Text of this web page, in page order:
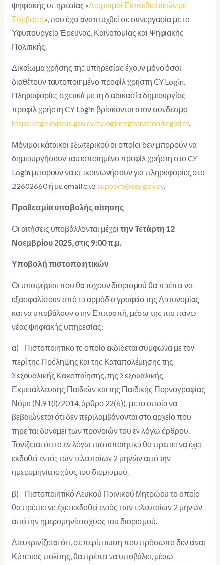
ψηφιακής υπηρεσίας «Διορισμοί Εκπαιδευτικών με
Σύμβαση», που έχει αναπτυχθεί σε συνεργασία με το
Υφυπουργείο Έρευνας, Καινοτομίας και Ψηφιακής
Πολιτικής.
Δικαίωμα χρήσης της υπηρεσίας έχουν μόνο όσοι
διαθέτουν ταυτοποιημένο προφίλ χρήστη CY Login.
Πληροφορίες σχετικά με τη διαδικασία δημιουργίας
προφίλ χρήστη CY Login βρίσκονται στον σύνδεσμο
https://cge.cyprus.gov.cy/cyloginregistration/register.
Μόνιμοι κάτοικοι εξωτερικού οι οποίοι δεν μπορούν να
δημιουργήσουν ταυτοποιημένο προφίλ χρήστη στο CY
Login μπορούν να επικοινωνήσουν για πληροφορίες στο
22602660 ή με email στοsupport@eey.gov.cy.
Προθεσμία υποβολής αίτησης
Οι αιτήσεις υποβάλλονται μέχρι την Τετάρτη 12
Νοεμβρίου 2025, στις 9:00 π.μ.
Υποβολή πιστοποιητικών
Οι υποψήφιοι που θα τύχουν διορισμού θα πρέπει να
εξασφαλίσουν από το αρμόδιο γραφείο της Αστυνομίας
και να υποβάλουν στην Επιτροπή, μέσω της πιο πάνω
νέας ψηφιακής υπηρεσίας:
α) Πιστοποιητικό το οποίο εκδίδεται σύμφωνα με τον
περί της Πρόληψης και της Καταπολέμησης της
Σεξουαλικής Κακοποίησης, της Σεξουαλικής
Εκμετάλλευσης Παιδιών και της Παιδικής Πορνογραφίας
Νόμο (Ν.91(Ι)/2014, άρθρο 22(6)), με το οποίο να
βεβαιώνεται ότι δεν περιλαμβάνονται στο αρχείο που
τηρείται δυνάμει των προνοιών του εν λόγω άρθρου.
Τονίζεται ότι το εν λόγω πιστοποιητικό θα πρέπει να έχει
εκδοθεί εντός των τελευταίων 2 μηνών από την
ημερομηνία ισχύος του διορισμού.
β) Πιστοποιητικό Λευκού Ποινικού Μητρώου το οποίο
θα πρέπει να έχει εκδοθεί εντός των τελευταίων 2 μηνών
από την ημερομηνία ισχύος του διορισμού.
Διευκρινίζεται ότι, σε περίπτωση που πρόσωπο δεν είναι
Κύπριος πολίτης, θα πρέπει να υποβάλει, μέσω